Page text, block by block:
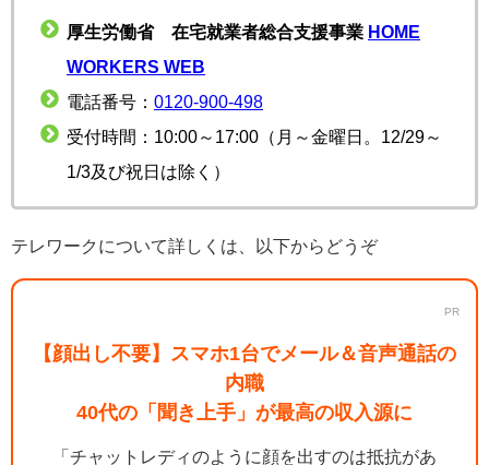
厚生労働省 在宅就業者総合支援事業 HOME
WORKERS WEB
電話番号： 0120-900-498
受付時間：10:00～17:00（月～金曜日。12/29～
1/3及び祝日は除く）
テレワークについて詳しくは、以下からどうぞ
PR
【顔出し不要】スマホ1台でメール＆音声通話の
内職
40代の「聞き上手」が最高の収入源に
「チャットレディのように顔を出すのは抵抗があ